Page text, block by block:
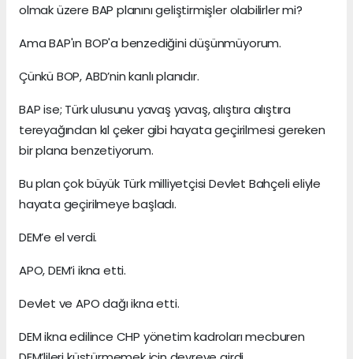
olmak üzere BAP planını geliştirmişler olabilirler mi?
Ama BAP'ın BOP'a benzediğini düşünmüyorum.
Çünkü BOP, ABD’nin kanlı planıdır.
BAP ise; Türk ulusunu yavaş yavaş, alıştıra alıştıra
tereyağından kıl çeker gibi hayata geçirilmesi gereken
bir plana benzetiyorum.
Bu plan çok büyük Türk milliyetçisi Devlet Bahçeli eliyle
hayata geçirilmeye başladı.
DEM’e el verdi.
APO, DEM’i ikna etti.
Devlet ve APO dağı ikna etti.
DEM ikna edilince CHP yönetim kadroları mecburen